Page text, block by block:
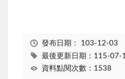
發布日期： 103-12-03
最後更新日期：115-07-
資料點閱次數：1538